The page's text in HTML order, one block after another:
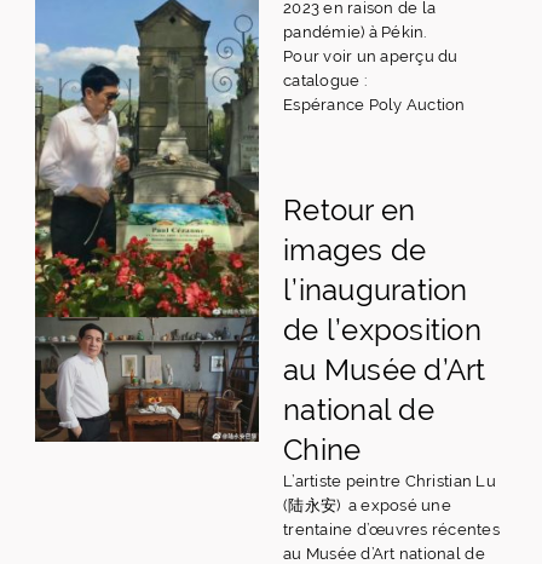
2023 en raison de la
pandémie) à Pékin.
Pour voir un aperçu du
catalogue :
Espérance Poly Auction
Retour en
images de
l’inauguration
de l’exposition
au Musée d’Art
national de
Chine
L’artiste peintre Christian Lu
(陆永安) a exposé une
trentaine d’œuvres récentes
au Musée d’Art national de